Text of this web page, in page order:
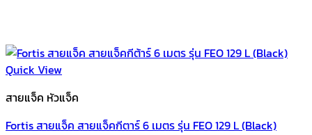
Quick View
สายแจ็ค หัวแจ็ค
Fortis สายแจ็ค สายแจ็คกีตาร์ 6 เมตร รุ่น FEO 129 L (Black)